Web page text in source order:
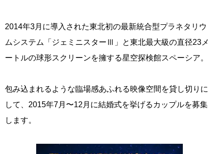
2014年3月に導入された東北初の最新統合型プラネタリウ
ムシステム「ジェミニスターⅢ」と東北最大級の直径23メ
ートルの球形スクリーンを擁する星空探検館スペーシア。
包み込まれるような臨場感あふれる映像空間を貸し切りに
して、2015年7月〜12月に結婚式を挙げるカップルを募集
します。